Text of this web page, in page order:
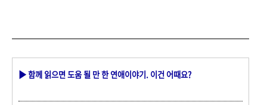
▶ 함께 읽으면 도움 될 만 한연애이야기. 이건 어때요?